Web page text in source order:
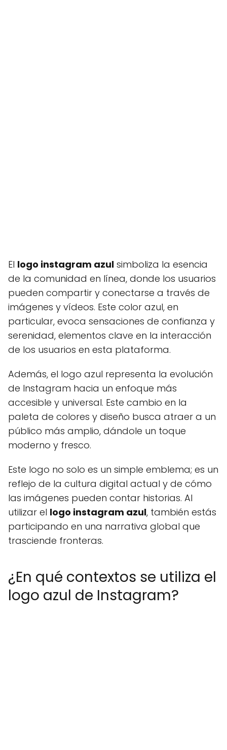
El logo instagram azul simboliza la esencia
de la comunidad en línea, donde los usuarios
pueden compartir y conectarse a través de
imágenes y vídeos. Este color azul, en
particular, evoca sensaciones de confianza y
serenidad, elementos clave en la interacción
de los usuarios en esta plataforma.
Además, el logo azul representa la evolución
de Instagram hacia un enfoque más
accesible y universal. Este cambio en la
paleta de colores y diseño busca atraer a un
público más amplio, dándole un toque
moderno y fresco.
Este logo no solo es un simple emblema; es un
reflejo de la cultura digital actual y de cómo
las imágenes pueden contar historias. Al
utilizar el logo instagram azul, también estás
participando en una narrativa global que
trasciende fronteras.
¿En qué contextos se utiliza el
logo azul de Instagram?